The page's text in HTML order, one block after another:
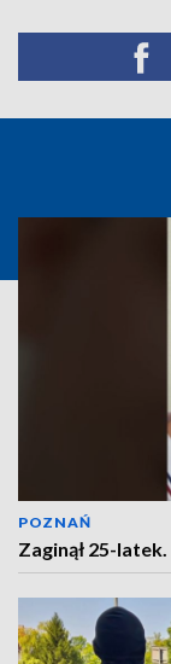
POZNAŃ
Zaginął 25-